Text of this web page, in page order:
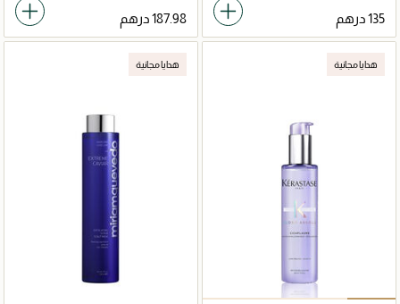
هدايا مجانية هدايا مجانية